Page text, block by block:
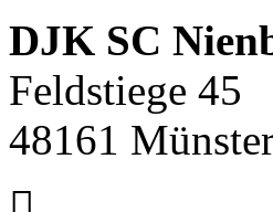
DJK SC
Feldstiege 45
48161